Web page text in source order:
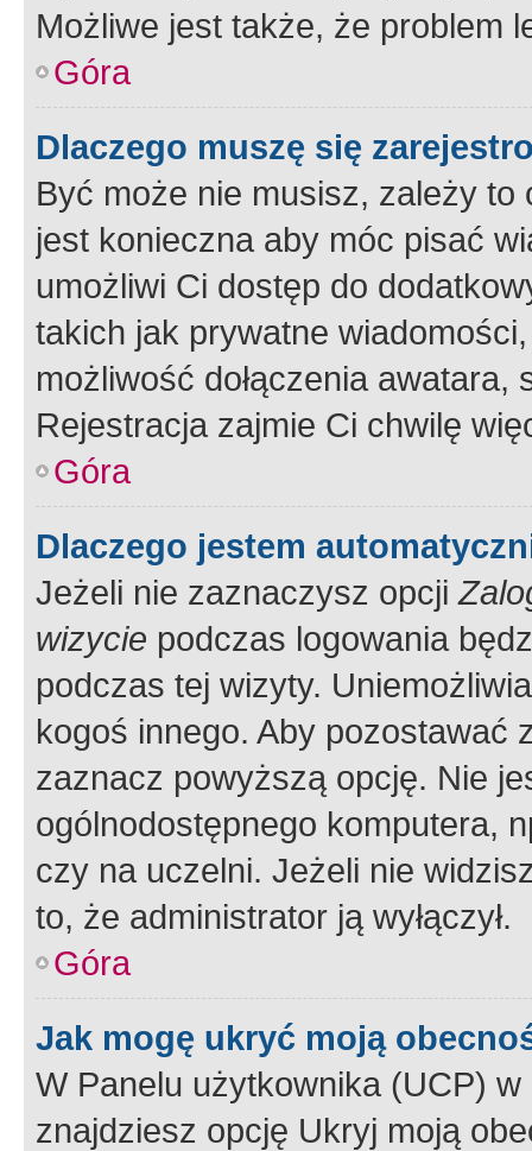
Możliwe jest także, że problem
Góra
Dlaczego muszę się
Być może nie musisz, zależy
jest konieczna aby móc pisać
umożliwi Ci dostęp do
takich jak prywatne
możliwość dołączenia
Rejestracja zajmie Ci chwilę
Góra
Dlaczego jestem
Jeżeli nie zaznaczysz opcji
wizycie podczas logowania
podczas tej wizyty.
kogoś innego. Aby pozostawać
zaznacz powyższą opcję. Nie
ogólnodostępnego komputera,
czy na uczelni. Jeżeli nie
to, że administrator ją wyłączył.
Góra
Jak mogę ukryć moją
W Panelu użytkownika (UCP) w
znajdziesz opcję Ukryj moją